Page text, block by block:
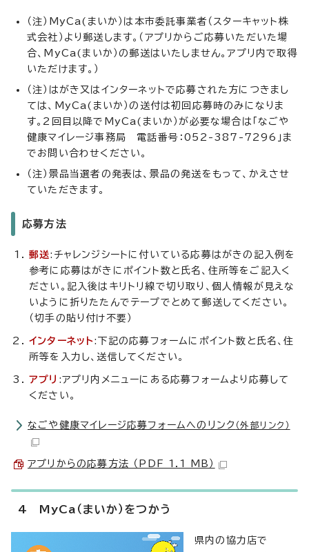
（注）MyCa(まいか）は本市委託事業者（スターキャット株
式会社）より郵送します。（アプリからご応募いただいた場
合、MyCa(まいか）の郵送はいたしません。アプリ内で取得
いただけます。）
（注）はがき又はインターネットで応募された方につきまし
ては、MyCa(まいか）の送付は初回応募時のみになりま
す。2回目以降でMyCa(まいか）が必要な場合は「なごや
健康マイレージ事務局 電話番号：052-387-7296」ま
でお問い合わせください。
（注）景品当選者の発表は、景品の発送をもって、かえさせ
ていただきます。
応募方法
郵送:チャレンジシートに付いている応募はがきの記入例を
参考に応募はがきにポイント数と氏名、住所等をご記入く
ださい。記入後はキリトリ線で切り取り、個人情報が見えな
いように折りたたんでテープでとめて郵送してください。
（切手の貼り付け不要）
インターネット:下記の応募フォームにポイント数と氏名、住
所等を入力し、送信してください。
アプリ :アプリ内メニューにある応募フォームより応募して
ください。
なごや健康マイレージ応募フォームへのリンク （外部リンク）
アプリからの応募方法 （PDF 1.1 MB）
4 MyCa（まいか）をつかう
県内の協力店で